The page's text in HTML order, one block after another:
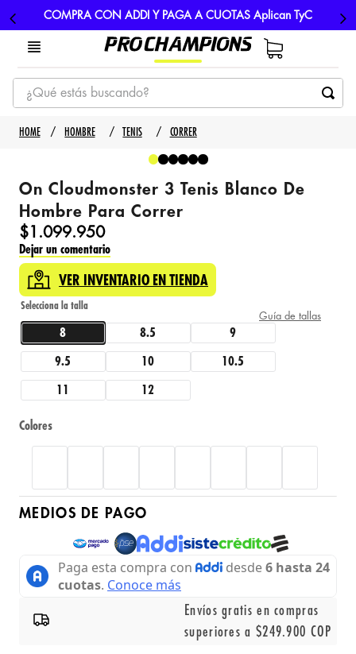
COMPRA CON ADDI Y PAGA A CUOTAS Aplican TyC
¿Qué estás buscando?
TÉRMINOS MÁS BUSCADOS
3 nike
guayos
5. gorras
HOMBRE TENIS CORRER
On Cloudmonster 3 Tenis Blanco De
Hombre Para Correr
$1 .099.950
Dejar un comentario
VER INVENTARIO EN TIENDA
Guía de tallas
8 8.5 9
9.5 10 10.5
11 12
Colores
MEDIOS DE PAGO
Envíos gratis en compras
superiores a $249.900 COP